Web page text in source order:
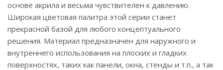
основе акрила и весьма чувствителен к давлению.
Широкая цветовая палитра этой серии станет
прекрасной базой для любого концептуального
решения. Материал предназначен для наружного и
внутреннего использования на плоских и гладких
поверхностях, таких как панели, окна, стенды и т.п., а так